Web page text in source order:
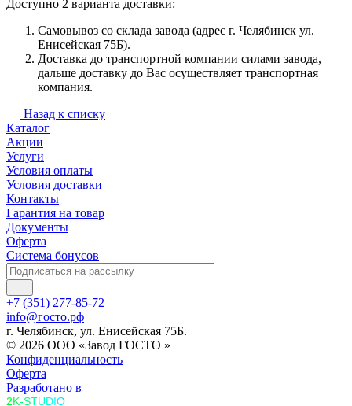
Доступно 2 варианта доставки:
Самовывоз со склада завода (адрес г. Челябинск ул.
Енисейская 75Б).
Доставка до транспортной компании силами завода,
дальше доставку до Вас осуществляет транспортная
компания.
Назад к списку
Каталог
Акции
Услуги
Условия оплаты
Условия доставки
Контакты
Гарантия на товар
Документы
Оферта
Система бонусов
+7 (351) 277-85-72
info@госто.рф
г. Челябинск, ул. Енисейская 75Б.
© 2026 ООО «Завод ГОСТО »
Конфиденциальность
Оферта
Разработано в
2K-STUDIO